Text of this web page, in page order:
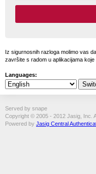
Iz sigurnosnih razloga molimo vas
završite s radom u aplikacijama koje
Languages:
Served by snape
Copyright © 2005 - 2012 Jasig, Inc.
Powered by Jasig Central